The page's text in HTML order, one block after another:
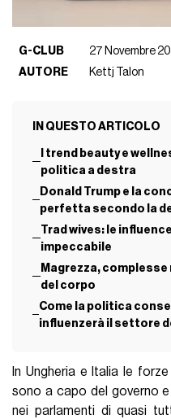
G-CLUB
27 Novembre
AUTORE
Kettj Talon
IN QUESTO ARTICOLO
I trend beauty e
politica a destra
Donald Trump e la
perfetta secondo la
Trad wives: le
impeccabile
Magrezza,
del corpo
Come la politica
influenzerà il settore
In Ungheria e Italia le forze
sono a capo del governo
nei parlamenti di quasi